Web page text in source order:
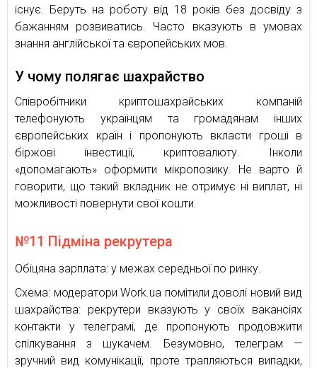
існує. Беруть на роботу від 18 років без досвіду з
бажанням розвиватись. Часто вказують в умовах
знання англійської та європейських мов.
У чому полягає шахрайство
Співробітники криптошахрайських компаній
телефонують українцям та громадянам інших
європейських країн і пропонують вкласти гроші в
біржові інвестиції, криптовалюту. Інколи
«допомагають» оформити мікропозику. Не варто й
говорити, що такий вкладник не отримує ні виплат, ні
можливості повернути свої кошти.
№11 Підміна рекрутера
Обіцяна зарплата: у межах середньої по ринку.
Схема: модератори Work.ua помітили доволі новий вид
шахрайства: рекрутери вказують у своїх вакансіях
контакти у телеграмі, де пропонують продовжити
спілкування з шукачем. Безумовно, телеграм —
зручний вид комунікації, проте трапляються випадки,